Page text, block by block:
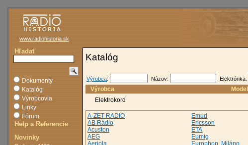
www.radiohistoria.sk
Hľadať
Dokumenty
Katalóg
Výrobcovia
Linky
Fórum
Help a Referencie
Novinky
Katalóg
Výrobca: Názov: Elektrónka:
Výrobca Model
Elektrokord
A-ZET RADIO
AB Rádio
Acuston
AEG
Aeriola
Emud
Ericsson
ETA
Eumig
Europhon, Miláno